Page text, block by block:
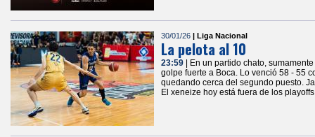
30/01/26 | Liga Nacional
La pelota al 10
23:59
| En un partido chato,
golpe fuerte a Boca. Lo venció 58 - 55
quedando cerca del segundo puesto.
El xeneize hoy está fuera de los